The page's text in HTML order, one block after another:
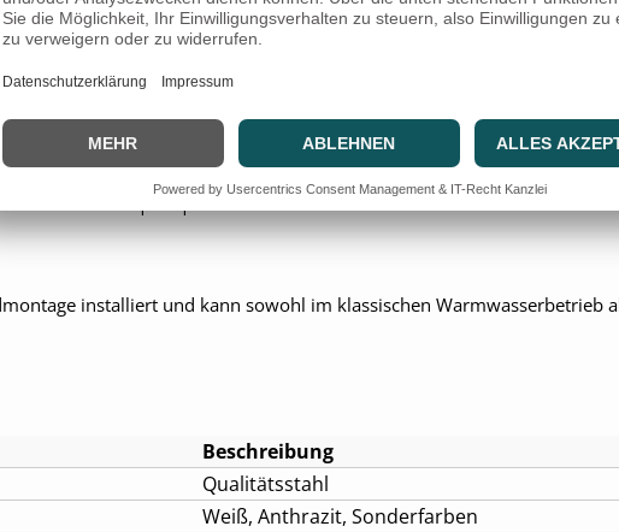
| Rücklauftemperatur | Raumtemperatur (°C)
75 | 65 | 20
70 | 50 | 24
55 | 45 | 20
installiert und kann sowohl im klassischen Warmwasserbetrieb
Beschreibung
Qualitätsstahl
Weiß, Anthrazit, Sonderfarben